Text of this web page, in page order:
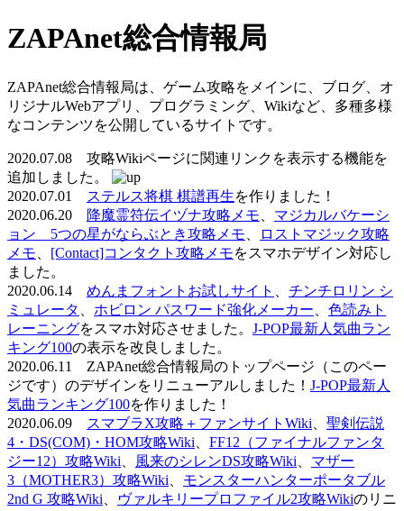
ZAPAnet総合情報局
ZAPAnet総合情報局は、ゲーム攻略をメインに、ブログ、オ
リジナルWebアプリ、プログラミング、Wikiなど、多種多様
なコンテンツを公開しているサイトです。
2020.07.08 攻略Wikiページに関連リンクを表示する機能を
追加しました。
2020.07.01
ステルス将棋 棋譜再生を作りました！
2020.06.20
降魔霊符伝イヅナ攻略メモ
マジカルバケーシ
ョン 5つの星がならぶとき攻略メモ
ロストマジック攻略
メモ
[Contact]コンタクト攻略メモをスマホデザイン対応し
ました。
2020.06.14 めんまフォントお試しサイト
チンチロリン シ
ミュレータ
ホビロン パスワード強化メーカー
色読みト
レーニングをスマホ対応させました。 J-POP最新人気曲ラン
キング100の表示を改良しました。
2020.06.11 ZAPAnet総合情報局のトップページ（このペー
ジです）のデザインをリニューアルしました！ J-POP最新人
気曲ランキング100を作りました！
2020.06.09
スマブラX攻略＋ファンサイトWiki
聖剣伝説
4・DS(COM)・HOM攻略Wiki
FF12（ファイナルファンタ
ジー12）攻略Wiki
風来のシレンDS攻略Wiki
マザー
3（MOTHER3）攻略Wiki
モンスターハンターポータブル
2nd G 攻略Wiki
ヴァルキリープロファイル2攻略Wikiのリニ